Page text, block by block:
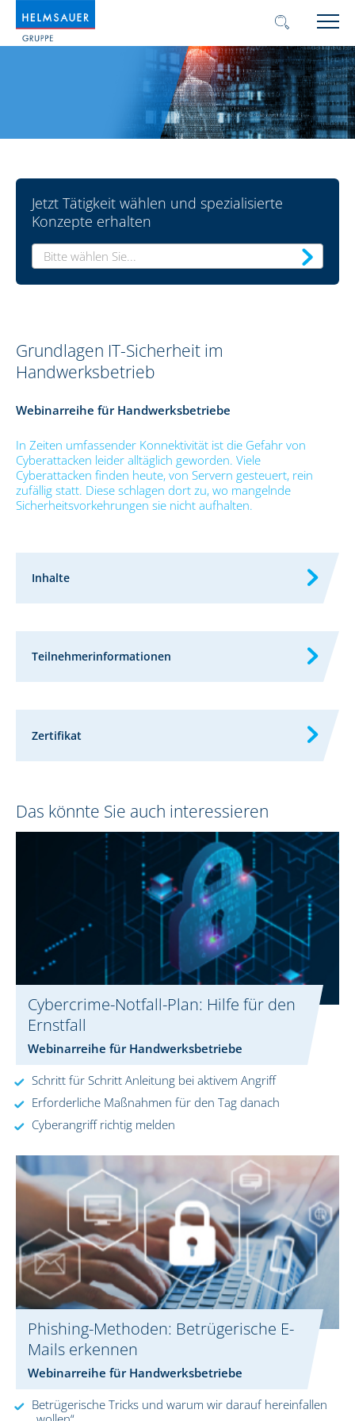
Jetzt Tätigkeit wählen und spezialisierte
Konzepte erhalten
Bitte wählen Sie...
Grundlagen IT-Sicherheit im
Handwerksbetrieb
Webinarreihe für Handwerksbetriebe
In Zeiten umfassender Konnektivität ist die Gefahr von
Cyberattacken leider alltäglich geworden. Viele
Cyberattacken finden heute, von Servern gesteuert, rein
zufällig statt. Diese schlagen dort zu, wo mangelnde
Sicherheitsvorkehrungen sie nicht aufhalten.
Inhalte
Teilnehmerinformationen
Zertifikat
Das könnte Sie auch interessieren
Cybercrime-Notfall-Plan: Hilfe für den
Ernstfall
Webinarreihe für Handwerksbetriebe
Schritt für Schritt Anleitung bei aktivem Angriff
Erforderliche Maßnahmen für den Tag danach
Cyberangriff richtig melden
Phishing-Methoden: Betrügerische E-
Mails erkennen
Webinarreihe für Handwerksbetriebe
Betrügerische Tricks und warum wir darauf hereinfallen